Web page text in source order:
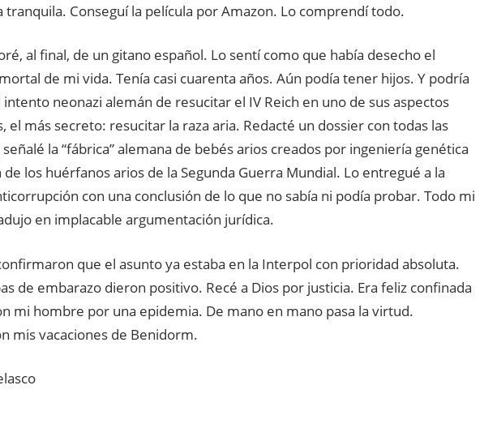
tranquila. Conseguí la película por Amazon. Lo comprendí todo.
al final, de un gitano español. Lo sentí como que había desecho el
de mi vida. Tenía casi cuarenta años. Aún podía tener hijos. Y podría
neonazi alemán de resucitar el IV Reich en uno de sus aspectos
el más secreto: resucitar la raza aria. Redacté un dossier con todas las
la “fábrica” alemana de bebés arios creados por ingeniería genética
de los huérfanos arios de la Segunda Guerra Mundial. Lo entregué a la
con una conclusión de lo que no sabía ni podía probar. Todo mi
en implacable argumentación jurídica.
que el asunto ya estaba en la Interpol con prioridad absoluta.
de embarazo dieron positivo. Recé a Dios por justicia. Era feliz confinada
mi hombre por una epidemia. De mano en mano pasa la virtud.
mis vacaciones de Benidorm.